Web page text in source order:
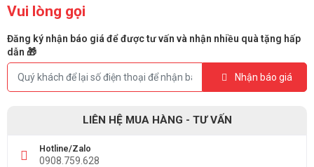
Vui lòng gọi
Đăng ký nhận báo giá để được tư vấn và nhận nhiều quà tặng hấp
dẫn 🎁
Nhận báo giá
LIÊN HỆ MUA HÀNG - TƯ VẤN
Hotline/Zalo
0908.759.628